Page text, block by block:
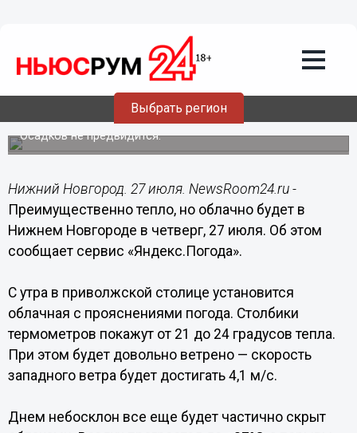
Выбрать регион
Переменная облачность и до +27°C
прогнозируются в Нижнем Новгороде
Осадков не предвидится.
Нижний Новгород. 27 июля. NewsRoom24.ru -
Преимущественно тепло, но облачно будет в
Нижнем Новгороде в четверг, 27 июля. Об этом
сообщает сервис «Яндекс.Погода».
С утра в приволжской столице установится
облачная с прояснениями погода. Столбики
термометров покажут от 21 до 24 градусов тепла.
При этом будет довольно ветрено — скорость
западного ветра будет достигать 4,1 м/с.
Днем небосклон все еще будет частично скрыт